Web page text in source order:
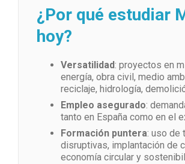
¿Por qué estudiar
hoy?
Versatilidad: proyectos en
energía, obra civil, medio
reciclaje, hidrología,
Empleo asegurado:
tanto en España como en el
Formación puntera: uso de
disruptivas, implantación de
economía circular y